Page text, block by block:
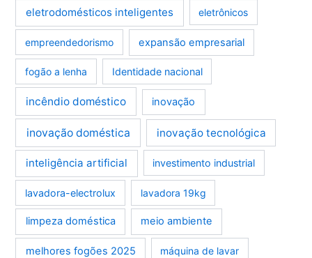
eletrodomésticos inteligentes eletrônicos
empreendedorismo expansão empresarial
fogão a lenha Identidade nacional
incêndio doméstico inovação
inovação doméstica inovação tecnológica
inteligência artificial investimento industrial
lavadora-electrolux lavadora 19kg
limpeza doméstica meio ambiente
melhores fogões 2025 máquina de lavar